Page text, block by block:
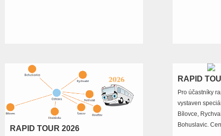
RAPID TOUR 2026
RAPID
Pro účastníky
vystaven
Bílovce,
Bohuslavic.